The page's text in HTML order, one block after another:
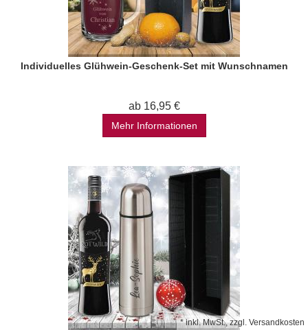
Individuelles Glühwein-Geschenk-Set mit Wunschnamen
ab 16,95 €
Mehr Informationen
*inkl. MwSt., zzgl. Versandkosten